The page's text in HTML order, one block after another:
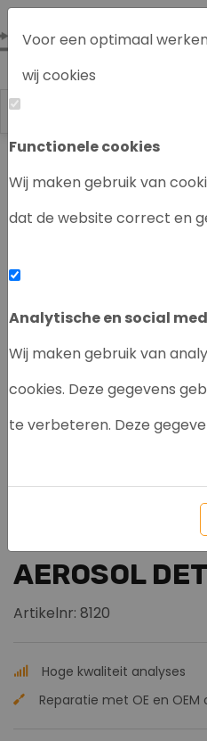
Voor een optimaal
wij cookies
Functionele cookies
Wij maken gebruik van
dat de website correct en
Analytische en social
Wij maken gebruik van
cookies. Deze gegevens
te verbeteren. Deze
Labrecycling Chromatografie
‹
DIONEX
CORONA
AEROSOL
Artikelnr: 8120
Hoge kwaliteit analyses
Reparatie met OE en OEM